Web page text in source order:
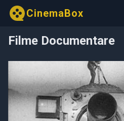
CinemaBox
Filme Documentare